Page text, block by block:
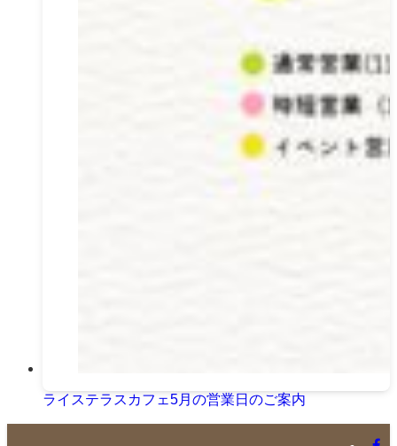
ライステラスカフェ5月の営業日のご案内